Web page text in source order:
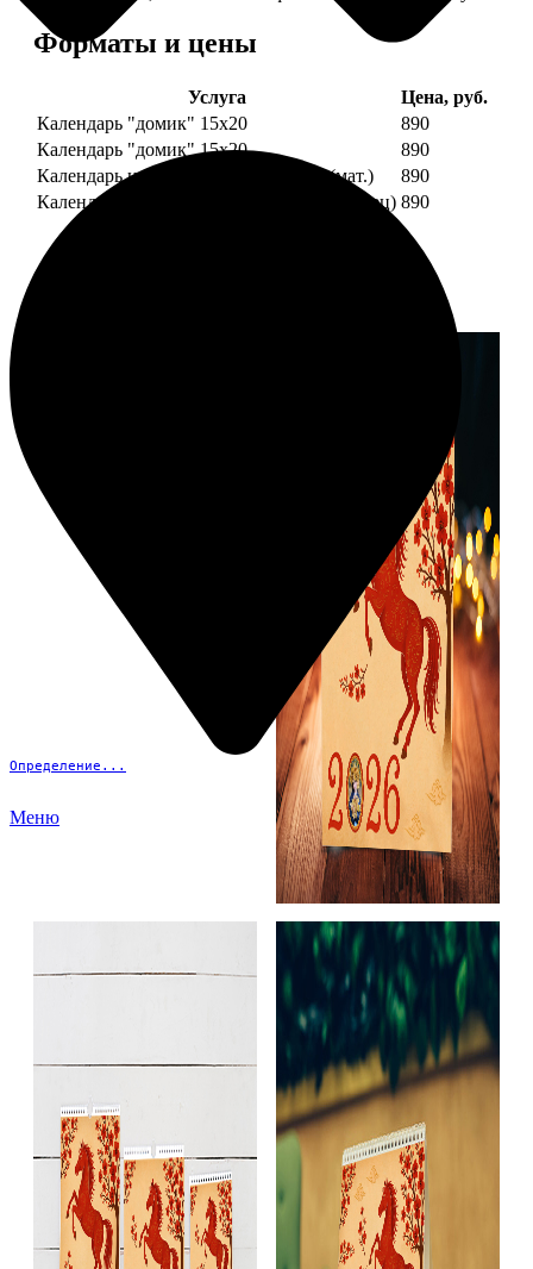
Определение...
Меню
Форматы и цены
Услуга
Цена, руб.
Календарь "домик" 15х20
890
Календарь "домик" 15х20
890
Календарь настольный А5 210х148 (мат.)
890
Календарь настольный А5 210х148 (глянец) 890